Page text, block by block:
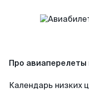
Про
Календарь низких